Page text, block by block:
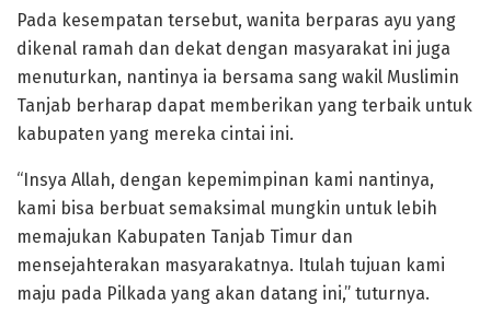
Pada kesempatan tersebut, wanita berparas ayu yang
dikenal ramah dan dekat dengan masyarakat ini juga
menuturkan, nantinya ia bersama sang wakil Muslimin
Tanjab berharap dapat memberikan yang terbaik untuk
kabupaten yang mereka cintai ini.
“Insya Allah, dengan kepemimpinan kami nantinya,
kami bisa berbuat semaksimal mungkin untuk lebih
memajukan Kabupaten Tanjab Timur dan
mensejahterakan masyarakatnya. Itulah tujuan kami
maju pada Pilkada yang akan datang ini,” tuturnya.